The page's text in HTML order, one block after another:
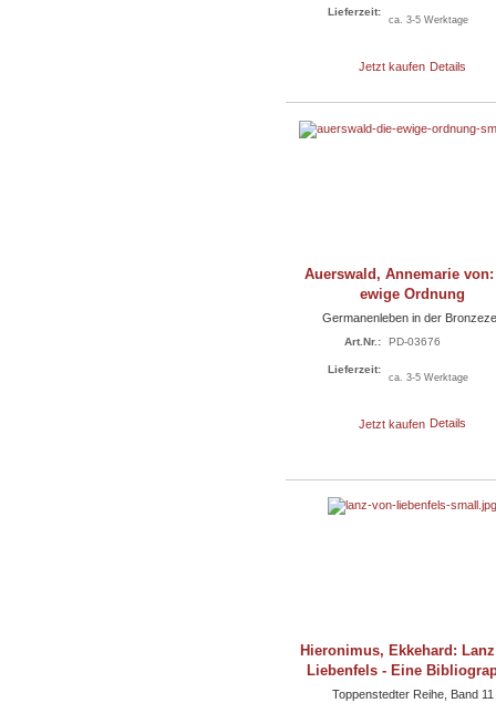
Lieferzeit:
ca. 3-5 Werktage
Jetzt kaufen Details
Auerswald, Annemarie
ewige Ordnung
Germanenleben in der
Art.Nr.: PD-03676
Lieferzeit:
ca. 3-5 Werktage
Jetzt kaufen Details
Hieronimus, Ekkehard:
Liebenfels - Eine
Toppenstedter Reihe, Band 11